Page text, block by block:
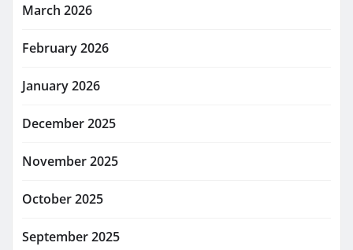
March 2026
February 2026
January 2026
December 2025
November 2025
October 2025
September 2025